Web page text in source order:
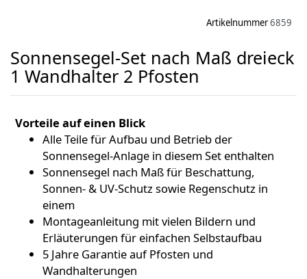
Artikelnummer6859
Sonnensegel-Set nach Maß dreieck
1 Wandhalter 2 Pfosten
Vorteile auf einen Blick
Alle Teile für Aufbau und Betrieb der
Sonnensegel-Anlage in diesem Set enthalten
Sonnensegel nach Maß für Beschattung,
Sonnen- & UV-Schutz sowie Regenschutz in
einem
Montageanleitung mit vielen Bildern und
Erläuterungen für einfachen Selbstaufbau
5 Jahre Garantie auf Pfosten und
Wandhalterungen